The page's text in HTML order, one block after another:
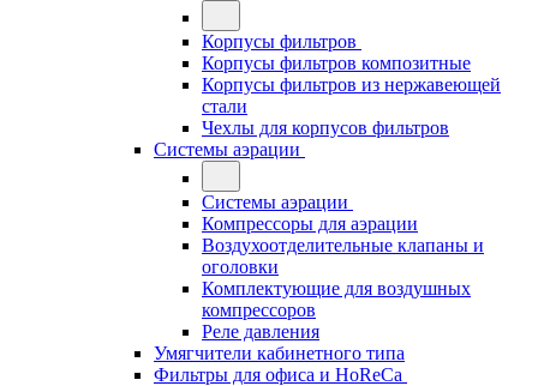
Корпусы фильтров
Корпусы фильтров композитные
Корпусы фильтров из нержавеющей
стали
Чехлы для корпусов фильтров
Системы аэрации
Системы аэрации
Компрессоры для аэрации
Воздухоотделительные клапаны и
оголовки
Комплектующие для воздушных
компрессоров
Реле давления
Умягчители кабинетного типа
Фильтры для офиса и HoReCa